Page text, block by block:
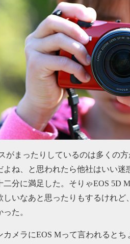
がまったりしているのは多くの方
ね、と思われたら他社はいい迷
分に満足した。そりゃEOS 5D
しいなあと思ったりもするけれ
た。
メラにEOS Mって言われると